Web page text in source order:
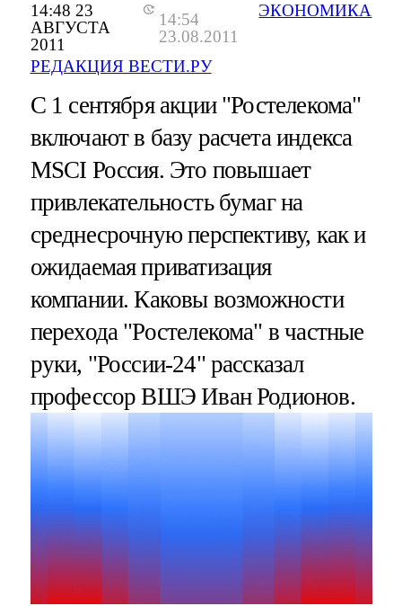
14:48 23
АВГУСТА
2011
14:54
23.08.2011
РЕДАКЦИЯ ВЕСТИ.РУ
ЭКОНОМИКА
С 1 сентября акции "Ростелекома"
включают в базу расчета индекса
MSCI Россия. Это повышает
привлекательность бумаг на
среднесрочную перспективу, как и
ожидаемая приватизация
компании. Каковы возможности
перехода "Ростелекома" в частные
руки, "России-24" рассказал
профессор ВШЭ Иван Родионов.